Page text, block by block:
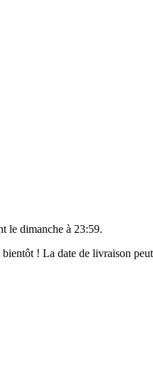
le dimanche à 23:59.
! La date de livraison